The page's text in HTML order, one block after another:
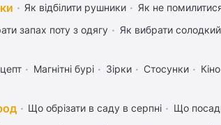
Як відбілити рушники Як не
запах поту з одягу
Як вибрати
Магнітні бурі Зірки Стосунки Кіно
Що обрізати в саду в серпні
Що